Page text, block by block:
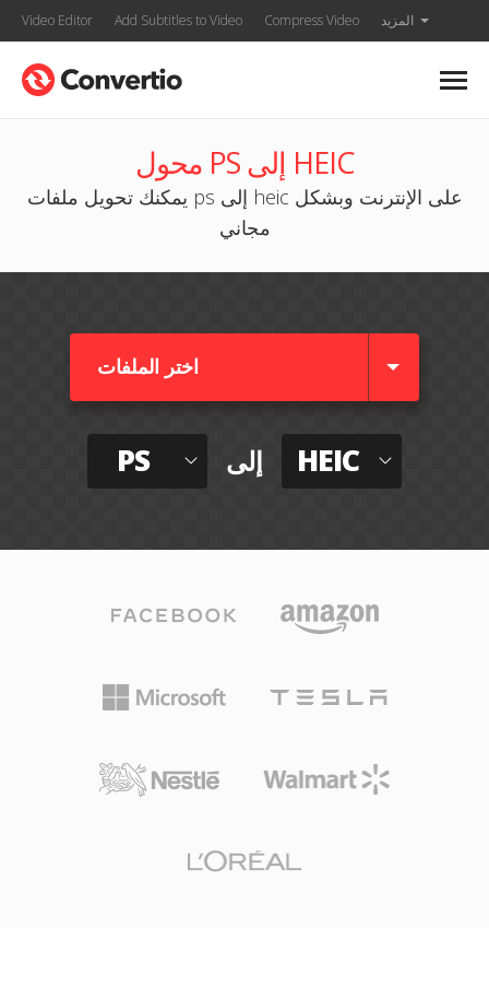
Video Editor Add Subtitles to Video Compress Video المزيد
محول PS إلى HEIC
يمكنك تحويل ملفات ps إلى heic على الإنترنت وبشكل
مجاني
اختر الملفات
PS إلى HEIC